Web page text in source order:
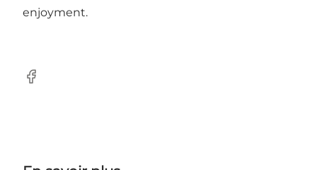
enjoyment.
Facebook